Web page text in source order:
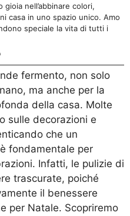
nell’abbinare colori,
casa in uno spazio unico. Amo
speciale la vita di tutti i
fermento, non solo
ma anche per la
della casa. Molte
sulle decorazioni e
che un
fondamentale per
Infatti, le pulizie di
trascurate, poiché
il benessere
per Natale. Scopriremo